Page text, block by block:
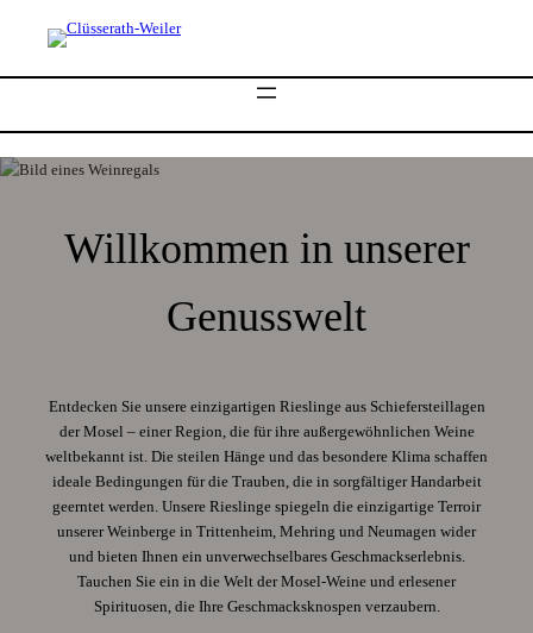
Willkommen in unserer
Genusswelt
Entdecken Sie unsere einzigartigen Rieslinge aus Schiefersteillagen
der Mosel – einer Region, die für ihre außergewöhnlichen Weine
weltbekannt ist. Die steilen Hänge und das besondere Klima schaffen
ideale Bedingungen für die Trauben, die in sorgfältiger Handarbeit
geerntet werden. Unsere Rieslinge spiegeln die einzigartige Terroir
unserer Weinberge in Trittenheim, Mehring und Neumagen wider
und bieten Ihnen ein unverwechselbares Geschmackserlebnis.
Tauchen Sie ein in die Welt der Mosel-Weine und erlesener
Spirituosen, die Ihre Geschmacksknospen verzaubern.